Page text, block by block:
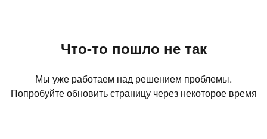
Что-то пошло не так
Мы уже работаем над решением проблемы.
Попробуйте обновить страницу через некоторое время